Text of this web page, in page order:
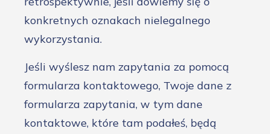
konkretnych oznakach nielegalnego
wykorzystania.
Jeśli wyślesz nam zapytania za pomocą
formularza kontaktowego, Twoje dane z
formularza zapytania, w tym dane
kontaktowe, które tam podałeś, będą